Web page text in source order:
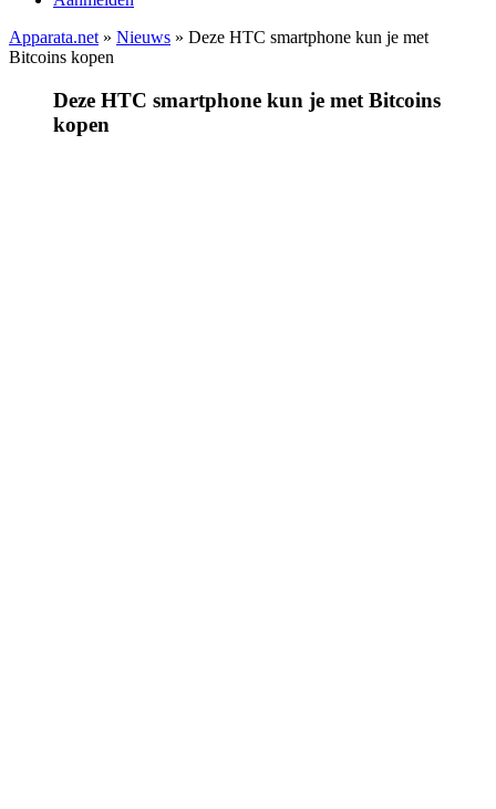
Apparata.net » Nieuws » Deze HTC smartphone kun je met
Bitcoins kopen
Deze HTC smartphone kun je met Bitcoins
kopen